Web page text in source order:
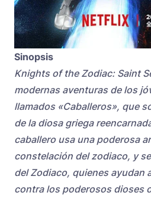
Sinopsis
Knights of the Zodiac: Saint
modernas aventuras de los
llamados «Caballeros», que
de la diosa griega
caballero usa una poderosa
constelación del zodiaco, y
del Zodiaco, quienes ayudan
contra los poderosos dioses